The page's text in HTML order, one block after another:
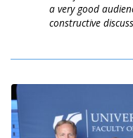
a very good
constructive